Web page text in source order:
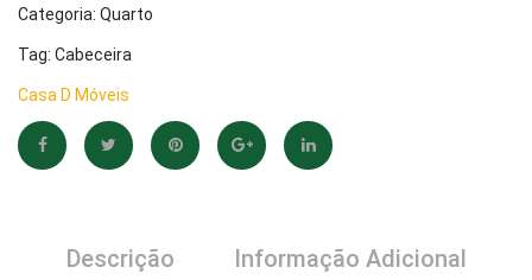
Categoria: Quarto
Tag: Cabeceira
Casa D Móveis
Descrição
Informação Adicional